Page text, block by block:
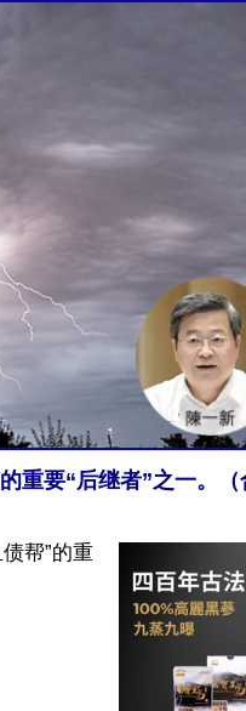
重要“后继者”之一。
帮”的重